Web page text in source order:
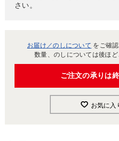
さい。
お届け／のしについて をご確
数量、のしについては後ほど
ご注文の承りは
お気に入